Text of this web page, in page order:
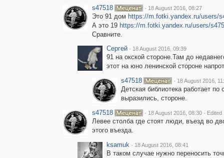
s47518 · 18 August 2016, 08:27
Это 91 дом https://m.fotki.yandex.ru/users/
А это 19 https://m.fotki.yandex.ru/users/
Сравните.
Сергей · 18 August 2016, 09:39
91 на окской стороне.Там до
этот на юно ленинской стороне
s47518
· 18 August 2016,
Детская библиотека работает
выразились, стороне.
s47518
· 18 August 2016, 08:30 · Edited
Левее столба где стоят люди, въезд во
этого въезда.
ksamuk · 18 August 2016, 08:41
В таком случае нужно переносить